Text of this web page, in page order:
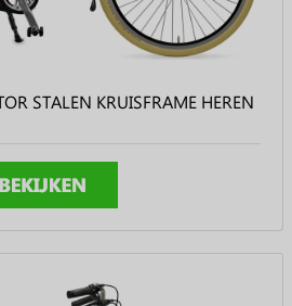
STALEN KRUISFRAME HEREN